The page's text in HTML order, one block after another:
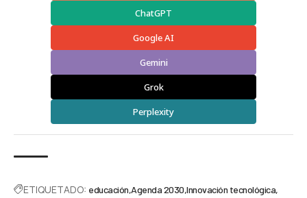
ChatGPT
Google AI
Gemini
Grok
Perplexity
ETIQUETADO: educación Agenda 2030 Innovación tecnológica